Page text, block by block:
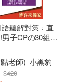
聽解對策：直
男子CPの30組私
來獨家贈袖珍全
】(附QR Code線
量附好基動CD
老師) 小黑豹
$420